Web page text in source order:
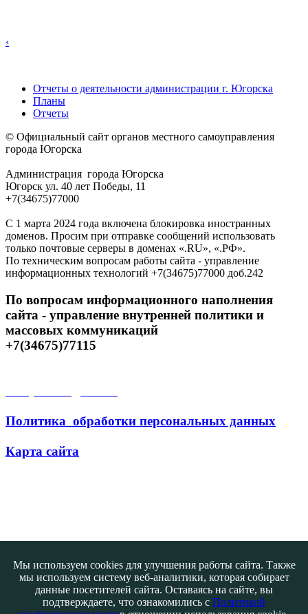
‹
Отчеты о деятельности администрации г. Югорска
Планы
Отчеты
© Официальный сайт органов местного самоуправления
города Югорска
Администрация города Югорска
Югорск ул. 40 лет Победы, 11
+7(34675)77000
С 1 марта 2024 года включена блокировка иностранных
доменов. Просим при отправке сообщений использовать
только почтовые серверы в доменах «.RU», «.РФ».
По техническим вопросам работы сайта - управление
информационных технологий +7(34675)77000 доб.242
По вопросам информационного наполнения
сайта - управление внутренней политики и
массовых коммуникаций
+7(34675)77115
Политика обработки персональных данных
Карта сайта
Мы используем cookies для улучшения работы сайта. Также
мы используем систему веб-аналитики, которая собирает
данные посетителей сайта. Оставаясь на сайте, вы
подтверждаете, что ознакомились с Политикой